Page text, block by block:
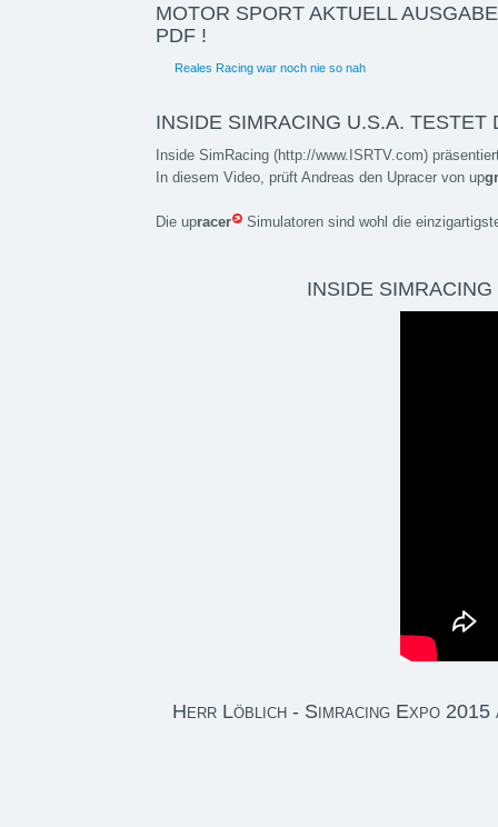
MOTOR SPORT AKTUELL
PDF !
Reales Racing war noch nie so nah
INSIDE SIMRACING U.S.A.
Inside SimRacing (http://www.ISRTV.com)
In diesem Video, prüft Andreas den Upracer von up
Die upracer Simulatoren sind wohl die
INSIDE
Herr Löblich - Simracing Expo 2015